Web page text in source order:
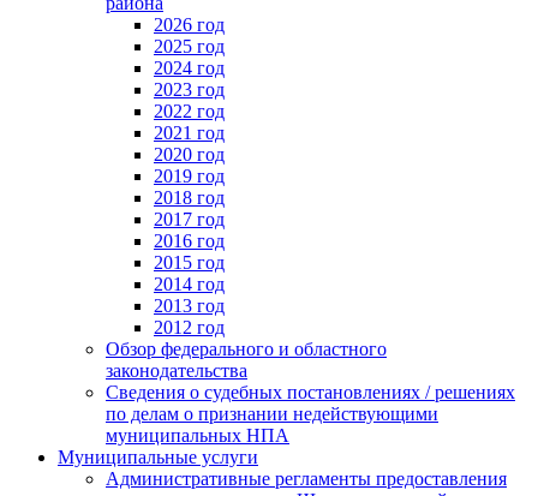
2026 год
2025 год
2024 год
2023 год
2022 год
2021 год
2020 год
2019 год
2018 год
2017 год
2016 год
2015 год
2014 год
2013 год
2012 год
Обзор федерального и областного
законодательства
Сведения о судебных постановлениях / решениях
по делам о признании недействующими
муниципальных НПА
Муниципальные услуги
Административные регламенты предоставления